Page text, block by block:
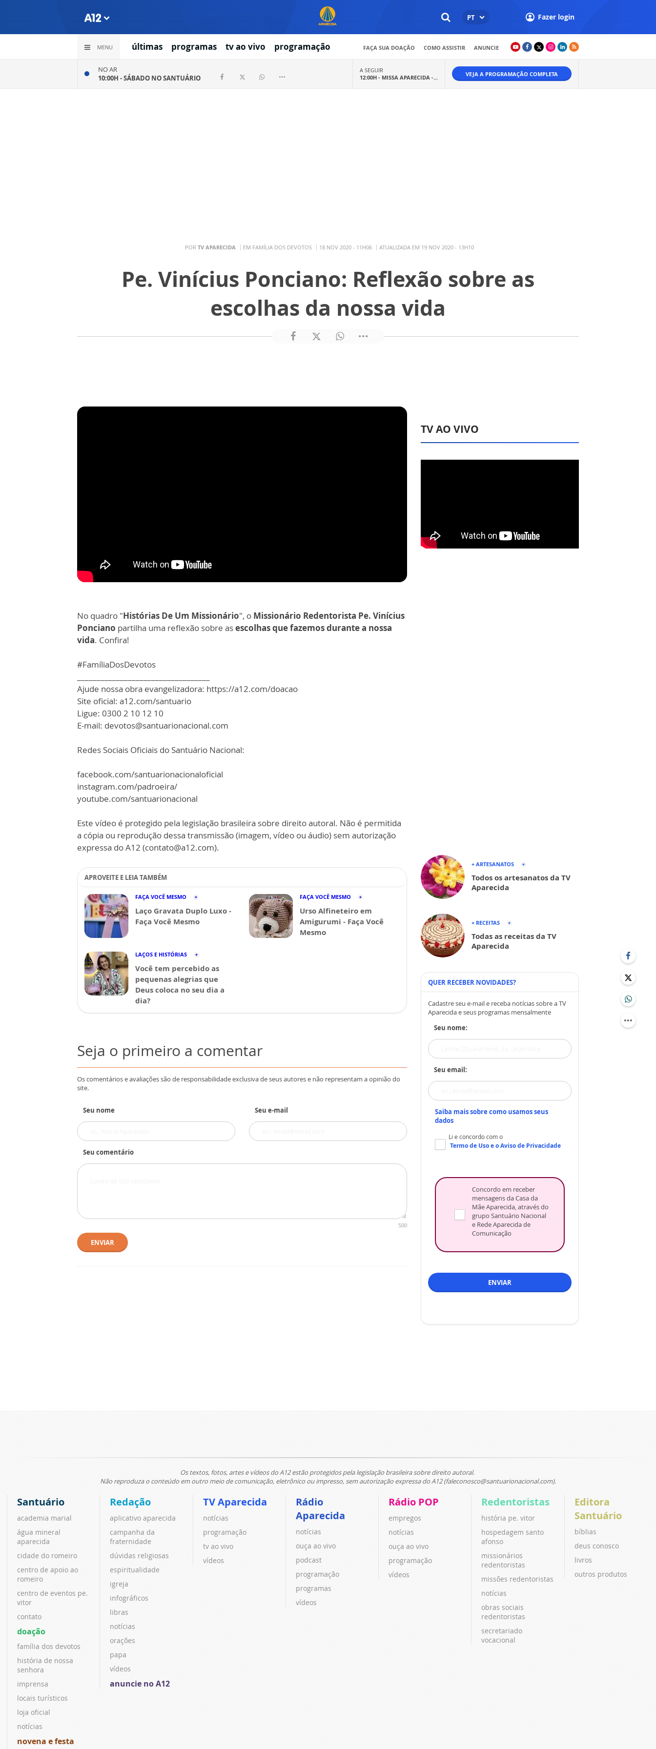
PT Fazer login
MENU últimas programas tv ao vivo programação FAÇA SUA DOAÇÃO COMO ASSISTIR ANUNCIE
NO AR
10:00H -SÁBADO NO SANTUÁRIO
A SEGUIR
12:00H - MISSA APARECIDA -... VEJA A PROGRAMAÇÃO COMPLETA
POR TV APARECIDA EM FAMÍLIA DOS DEVOTOS 18 NOV 2020 - 11H06 ATUALIZADA EM 19 NOV 2020 - 13H10
Pe. Vinícius Ponciano: Reflexão sobre as
escolhas da nossa vida
No quadro "Histórias De Um Missionário", o Missionário Redentorista Pe. Vinícius
Ponciano partilha uma reflexão sobre asescolhas que fazemos durante a nossa
vida. Confira!
#FamíliaDosDevotos
Ajude nossa obra evangelizadora: https://a12.com/doacao
Site oficial: a12.com/santuario
Ligue: 0300 2 10 12 10
E-mail: devotos@santuarionacional.com
Redes Sociais Oficiais do Santuário Nacional:
facebook.com/santuarionacionaloficial
instagram.com/padroeira/
youtube.com/santuarionacional
Este vídeo é protegido pela legislação brasileira sobre direito autoral. Não é permitida
a cópia ou reprodução dessa transmissão (imagem, vídeo ou áudio) sem autorização
expressa do A12 (contato@a12.com).
APROVEITE E LEIA TAMBÉM
FAÇA VOCÊ MESMO
Laço Gravata Duplo Luxo -
Faça Você Mesmo
FAÇA VOCÊ MESMO
Urso Alfineteiro em
Amigurumi - Faça Você
Mesmo
LAÇOS E HISTÓRIAS
Você tem percebido as
pequenas alegrias que
Deus coloca no seu dia a
dia?
Seja o primeiro a comentar
Os comentários e avaliações são de responsabilidade exclusiva de seus autores e não representam a opinião do
site.
Seu nome Seu e-mail
Seu comentário
500
ENVIAR
TV AO VIVO
+ ARTESANATOS
Todos os artesanatos da TV
Aparecida
+ RECEITAS
Todas as receitas da TV
Aparecida
QUER RECEBER NOVIDADES?
Cadastre seu e-mail e receba notícias sobre a TV
Aparecida e seus programas mensalmente
Seu nome:
Seu email:
Saiba mais sobre como usamos seus
dados
Li e concordo com o
Termo de Usoe oAviso de Privacidade
Concordo em receber
mensagens da Casa da
Mãe Aparecida, através do
grupo Santuário Nacional
e Rede Aparecida de
Comunicação
ENVIAR
Os textos, fotos, artes e vídeos do A12 estão protegidos pela legislação brasileira sobre direito autoral.
Não reproduza o conteúdo em outro meio de comunicação, eletrônico ou impresso, sem autorização expressa do A12 (faleconosco@santuarionacional.com).
Santuário
academia marial
água mineral
aparecida
cidade do romeiro
centro de apoio ao
romeiro
centro de eventos pe.
vitor
contato
doação
família dos devotos
história de nossa
senhora
imprensa
locais turísticos
loja oficial
notícias
novena e festa
Redação
aplicativo aparecida
campanha da
fraternidade
dúvidas religiosas
espiritualidade
igreja
infográficos
libras
notícias
orações
papa
vídeos
anuncie no A12
TV Aparecida
notícias
programação
tv ao vivo
vídeos
Rádio
Aparecida
notícias
ouça ao vivo
podcast
programação
programas
vídeos
Rádio POP
empregos
notícias
ouça ao vivo
programação
vídeos
Redentoristas
história pe. vitor
hospedagem santo
afonso
missionários
redentoristas
missões redentoristas
notícias
obras sociais
redentoristas
secretariado
vocacional
Editora
Santuário
bíblias
deus conosco
livros
outros produtos